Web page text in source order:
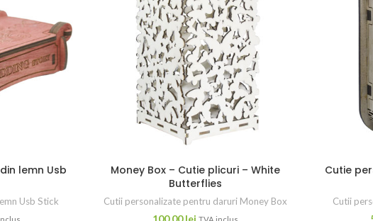
lemn Usb
Usb Stick
Money Box – Cutie plicuri – White
Butterflies
Cutii personalizate pentru daruri Money Box
100,00lei
Cutie
Cutii